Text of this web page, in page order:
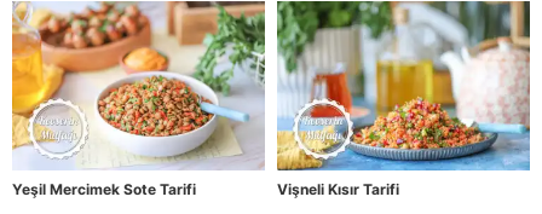
Yeşil Mercimek Sote Tarifi Vişneli Kısır Tarifi